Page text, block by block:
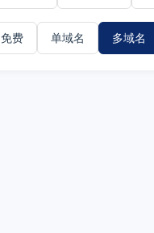
免费 单域名 多域名